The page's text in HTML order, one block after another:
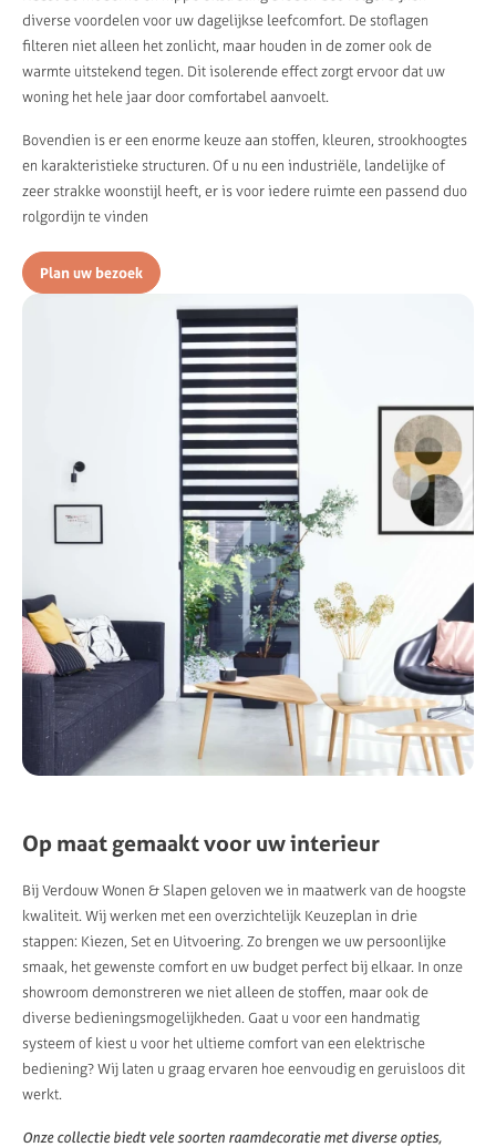
diverse voordelen voor uw dagelijkse leefcomfort. De stoflagen
filteren niet alleen het zonlicht, maar houden in de zomer ook de
warmte uitstekend tegen. Dit isolerende effect zorgt ervoor dat uw
woning het hele jaar door comfortabel aanvoelt.
Bovendien is er een enorme keuze aan stoffen, kleuren, strookhoogtes
en karakteristieke structuren. Of u nu een industriële, landelijke of
zeer strakke woonstijl heeft, er is voor iedere ruimte een passend duo
rolgordijn te vinden
Plan uw bezoek
Op maat gemaakt voor uw interieur
Bij Verdouw Wonen & Slapen geloven we in maatwerk van de hoogste
kwaliteit. Wij werken met een overzichtelijk Keuzeplan in drie
stappen: Kiezen, Set en Uitvoering. Zo brengen we uw persoonlijke
smaak, het gewenste comfort en uw budget perfect bij elkaar. In onze
showroom demonstreren we niet alleen de stoffen, maar ook de
diverse bedieningsmogelijkheden. Gaat u voor een handmatig
systeem of kiest u voor het ultieme comfort van een elektrische
bediening? Wij laten u graag ervaren hoe eenvoudig en geruisloos dit
werkt.
Onze collectie biedt vele soorten raamdecoratie met diverse opties,